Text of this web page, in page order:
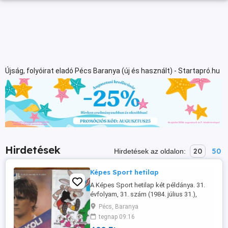
Újság, folyóirat eladó Pécs Baranya (új és használt) - Startapró.hu
Hirdetések Hirdetések az oldalon: 20 50
Képes Sport hetilap
A Képes Sport hetilap két példánya. 31.
évfolyam, 31. szám (1984. július 31.),
illetve 35. évfolyam 3. szám (1988. január
19.) Mindkettő jó állapotban; hiánytalan,
szakadás- és firkamentes. (Az ár az egyes
Pécs, Baranya
tegnap 09:16